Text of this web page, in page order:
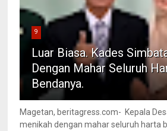
9
Luar Biasa. Kades
Dengan Mahar Seluruh
Bendanya.
Magetan, beritagress.com- Kepala
menikah dengan mahar seluruh harta